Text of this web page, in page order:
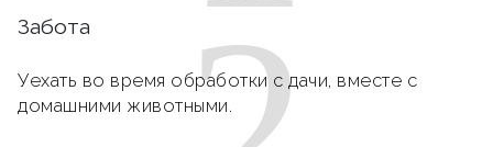
Забота
Уехать во время обработки с дачи, вместе с
домашними животными.